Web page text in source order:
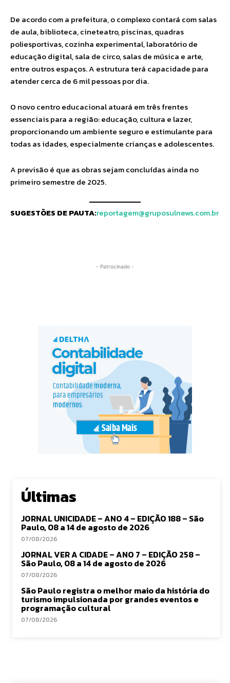
De acordo com a prefeitura, o complexo contará com salas
de aula, biblioteca, cineteatro, piscinas, quadras
poliesportivas, cozinha experimental, laboratório de
educação digital, sala de circo, salas de música e arte,
entre outros espaços. A estrutura terá capacidade para
atender cerca de 6 mil pessoas por dia.
O novo centro educacional atuará em três frentes
essenciais para a região: educação, cultura e lazer,
proporcionando um ambiente seguro e estimulante para
todas as idades, especialmente crianças e adolescentes.
A previsão é que as obras sejam concluídas ainda no
primeiro semestre de 2025.
SUGESTÕES DE PAUTA:reportagem@gruposulnews.com.br
- Patrocinado -
Últimas
JORNAL UNICIDADE – ANO 4 – EDIÇÃO 188 – São
Paulo, 08 a 14 de agosto de 2026
07/08/2026
JORNAL VER A CIDADE – ANO 7 – EDIÇÃO 258 –
São Paulo, 08 a 14 de agosto de 2026
07/08/2026
São Paulo registra o melhor maio da história do
turismo impulsionada por grandes eventos e
programação cultural
07/08/2026